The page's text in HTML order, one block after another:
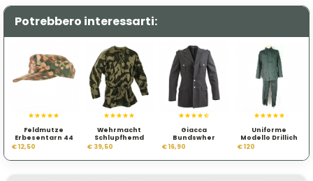
Potrebbero interessarti:
Feldmutze
Erbesentarn 44
€ 12,50
Wehrmacht
Schlupfhemd
Splintertarn
€ 39,50
Giacca
Bundswher
Feldgrau Grigia
€ 16,90
Uniforme
Modello Drillich
€ 120